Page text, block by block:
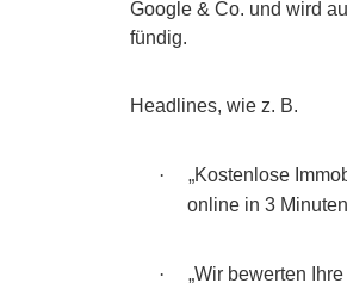
Google & Co. und wird
fündig.
Headlines, wie z. B.
·
„Kostenlose
online in 3
· „Wir bewerten